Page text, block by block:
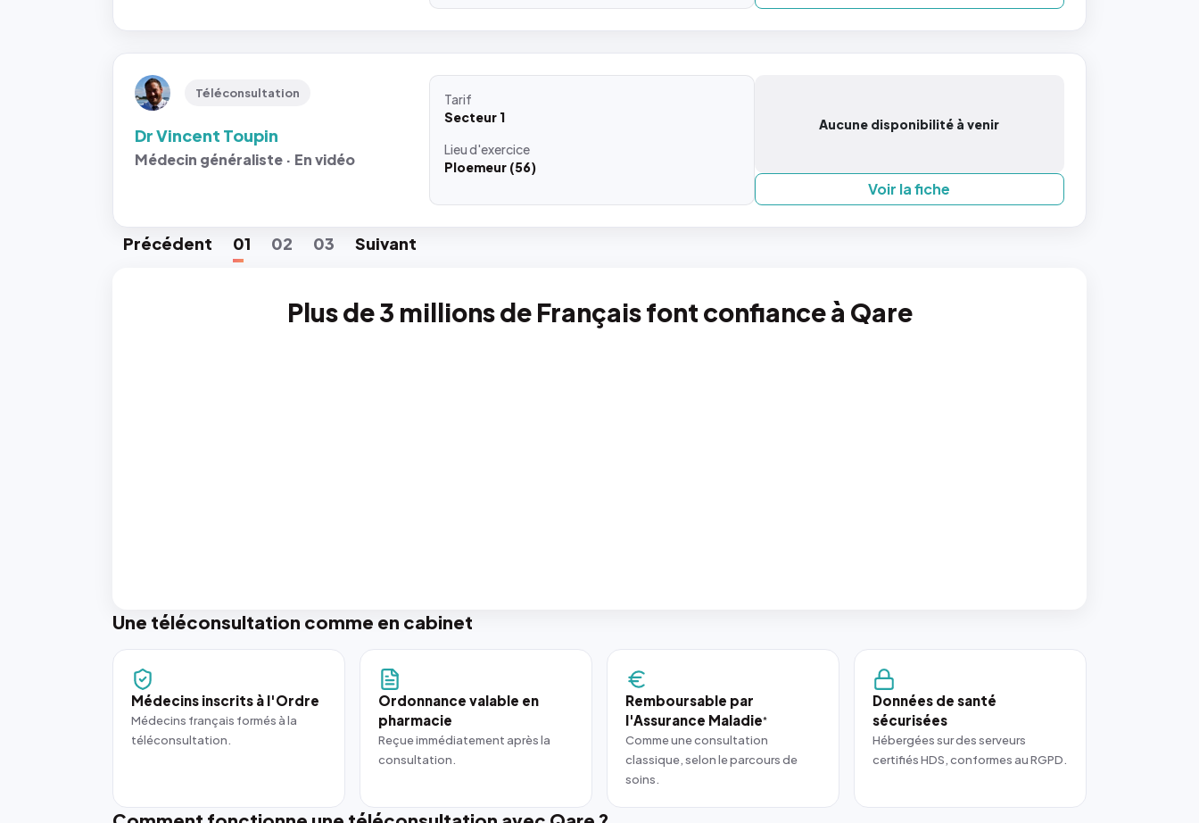
Téléconsultation
Dr Vincent Toupin
Médecin généraliste · En vidéo
Tarif
Secteur 1
Lieud'exercice
Ploemeur (56)
Aucune disponibilité à venir
Voir la fiche
Précédent 01 02 03 Suivant
Plus de 3 millions de Français font confiance à Qare
Une téléconsultation comme en cabinet
Médecins inscrits à l'Ordre
Médecins français formés à la
téléconsultation.
Ordonnance valable en
pharmacie
Reçue immédiatement après la
consultation.
Remboursable par
l'Assurance Maladie*
Comme une consultation
classique, selon le parcours de
soins.
Données de santé
sécurisées
Hébergées sur des serveurs
certifiés HDS, conformes au RGPD.